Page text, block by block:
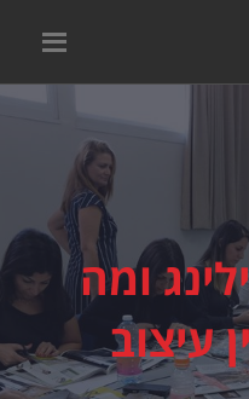
ומה
עיצוב